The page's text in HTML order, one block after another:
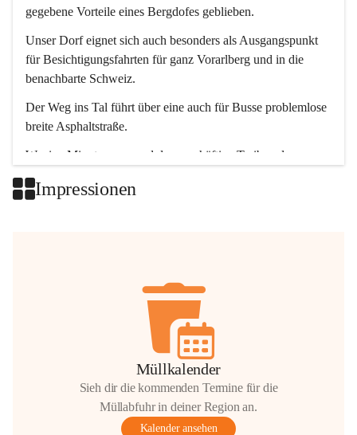
gegebene Vorteile eines Bergdofes geblieben.
Unser Dorf eignet sich auch besonders als Ausgangspunkt
für Besichtigungsfahrten für ganz Vorarlberg und in die
benachbarte Schweiz.
Der Weg ins Tal führt über eine auch für Busse problemlose
breite Asphaltstraße.
Wenige Minuten nur, und das geschäftige Treiben der
Impressionen
Müllkalender
Sieh dir die kommenden Termine für die
Müllabfuhr in deiner Region an.
Kalender ansehen